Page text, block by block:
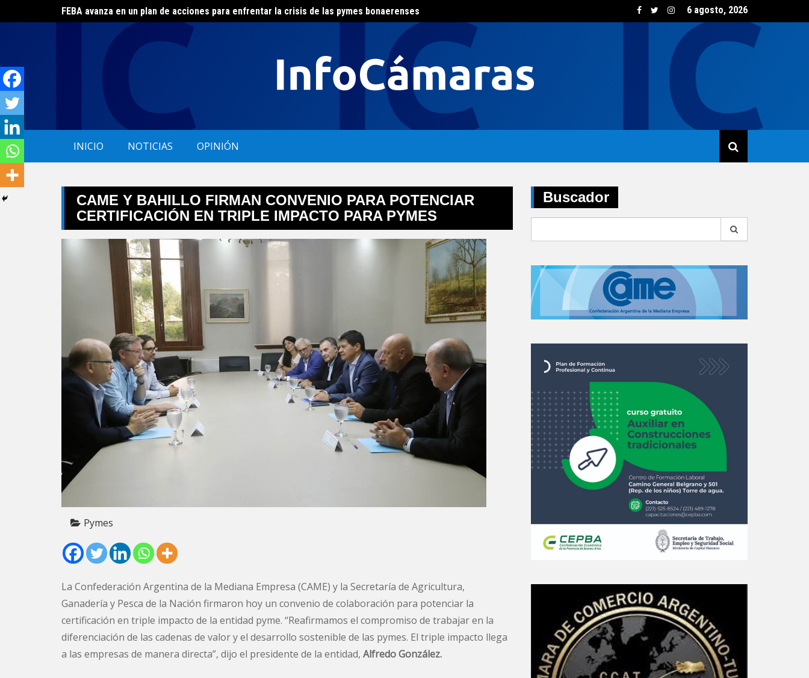
to
El ERAS continúa con el beneficio de la tarifa social del agua
El consumo de vino creció un 5,8% en junio impulsado por las opciones
6 agosto, 2026
INICIO NOTICIAS OPINIÓN
CAME Y BAHILLO FIRMAN CONVENIO PARA POTENCIAR
CERTIFICACIÓN EN TRIPLE IMPACTO PARA PYMES
Pymes
La Confederación Argentina de la Mediana Empresa (CAME) y la Secretaría de Agricultura,
Ganadería y Pesca de la Nación firmaron hoy un convenio de colaboración para potenciar la
certificación en triple impacto de la entidad pyme. “Reafirmamos el compromiso de trabajar en la
diferenciación de las cadenas de valor y el desarrollo sostenible de las pymes. El triple impacto llega
a las empresas de manera directa”, dijo el presidente de la entidad, Alfredo González.
Buscador